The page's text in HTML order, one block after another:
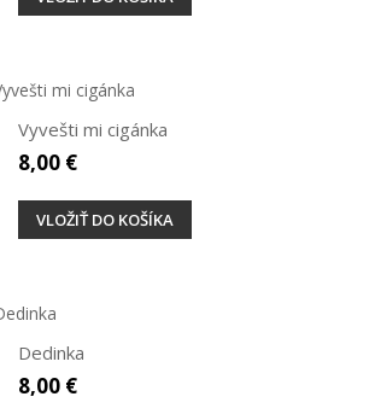
Vyvešti mi cigánka
8,00 €
VLOŽIŤ DO KOŠÍKA
Dedinka
8,00 €